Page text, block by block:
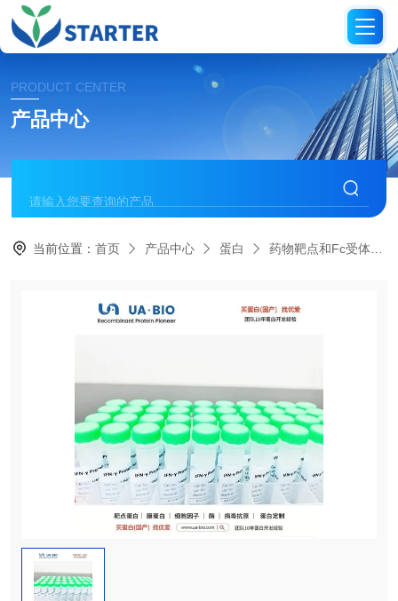
PRODUCT CENTER
产品中心
当前位置：首页 产品中心 蛋白 药物靶点和Fc受体